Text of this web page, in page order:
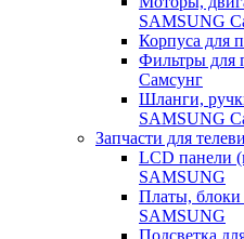
SAMSUNG
Корпуса для
Фильтры для
Самсунг
Шланги,
SAMSUNG
Запчасти для
LCD панели
SAMSUNG
Платы, блоки
SAMSUNG
Подсветка